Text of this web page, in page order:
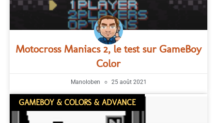
Motocross Maniacs 2, le test sur GameBoy
Color
Manoloben 25 août 2021
GAMEBOY & COLORS & ADVANCE